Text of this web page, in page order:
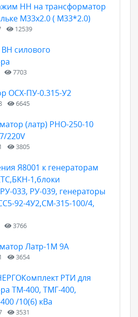
НН на трансформатор
М33х2.0 ( М33*2.0)
12539
силового
7703
ОСХ-ПУ-0.315-У2
6645
(латр) РНО-250-10
220V
3805
Я8001 к генераторам
1,блоки
033, РУ-039, генераторы
92-4У2,СМ-315-100/4,
3766
Латр-1М 9А
3654
РТИ для
ТМ-400, ТМГ-400,
/10(6) кВа
3531